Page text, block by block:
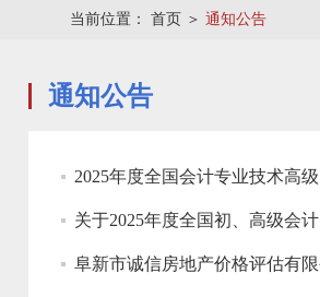
当前位置： 首页 ＞ 通知公告
通知公告
2025年度全国会计专业技术高
关于2025年度全国初、高级会
阜新市诚信房地产价格评估有